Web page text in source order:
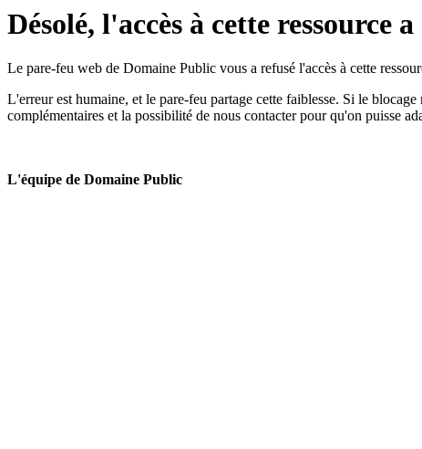
Désolé, l'accès à cette ressource
Le pare-feu web de Domaine Public vous a refusé l'accès à cette
L'erreur est humaine, et le pare-feu partage cette faiblesse. Si le
complémentaires et la possibilité de nous contacter pour qu'on puisse
L'équipe de Domaine Public